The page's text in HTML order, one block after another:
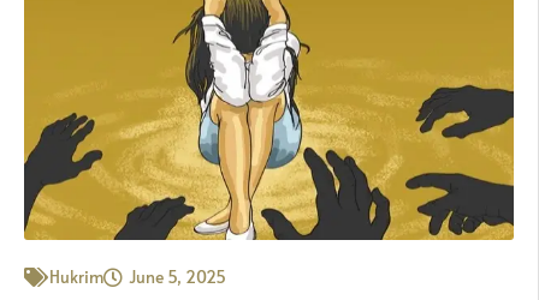
Hukrim June 5, 2025